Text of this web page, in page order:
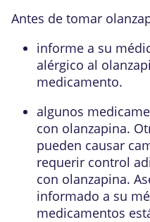
Antes de tomar
informe a su
alérgico al
medicamento.
algunos
con olanzapina.
pueden causar
requerir control
con olanzapina.
informado a su
medicamentos